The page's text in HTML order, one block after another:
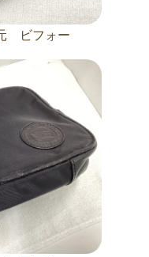
ビフォー